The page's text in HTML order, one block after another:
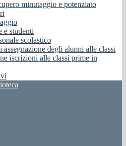
minutaggio e potenziato
e studenti
scolastico
degli alunni alle classi
iscrizioni alle classi prime in